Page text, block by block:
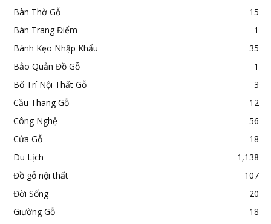
Bàn Thờ Gỗ
15
Bàn Trang Điểm
1
Bánh Kẹo Nhập Khẩu
35
Bảo Quản Đồ Gỗ
1
Bố Trí Nội Thất Gỗ
3
Cầu Thang Gỗ
12
Công Nghệ
56
Cửa Gỗ
18
Du Lịch
1,138
Đồ gỗ nội thất
107
Đời Sống
20
Giường Gỗ
18